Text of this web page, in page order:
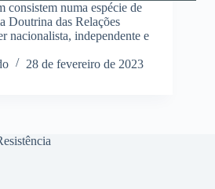
consistem numa espécie de
Doutrina das Relações
nacionalista, independente e
28 de fevereiro de 2023